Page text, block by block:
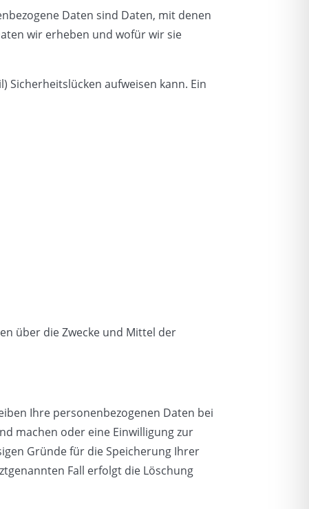
Daten sind Daten, mit denen
wir erheben und wofür wir sie
Sicherheitslücken aufweisen kann. Ein
über die Zwecke und Mittel der
Ihre personenbezogenen Daten bei
machen oder eine Einwilligung zur
Gründe für die Speicherung Ihrer
Fall erfolgt die Löschung